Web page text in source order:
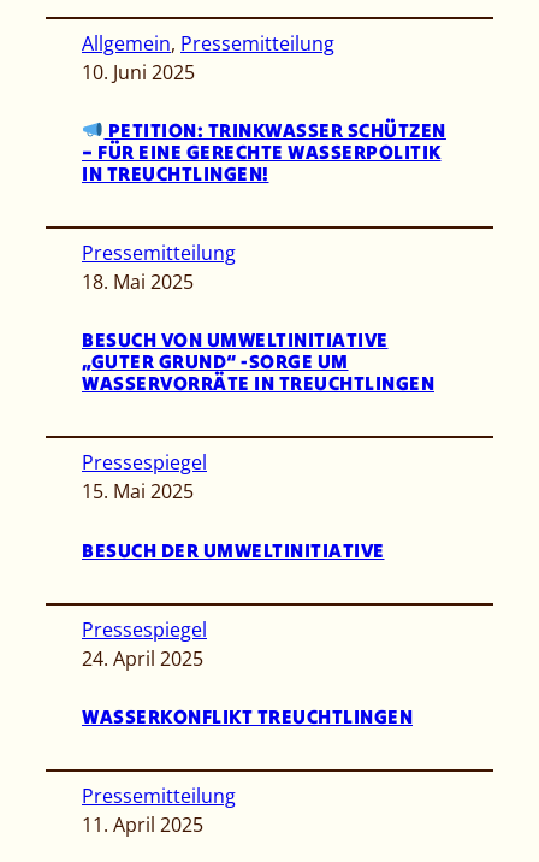
Allgemein, Pressemitteilung
10. Juni 2025
PETITION: TRINKWASSER SCHÜTZEN
– FÜR EINE GERECHTE WASSERPOLITIK
IN TREUCHTLINGEN!
Pressemitteilung
18. Mai 2025
BESUCH VON UMWELTINITIATIVE
„GUTER GRUND“ -SORGE UM
WASSERVORRÄTE IN TREUCHTLINGEN
Pressespiegel
15. Mai 2025
BESUCH DER UMWELTINITIATIVE
Pressespiegel
24. April 2025
WASSERKONFLIKT TREUCHTLINGEN
Pressemitteilung
11. April 2025